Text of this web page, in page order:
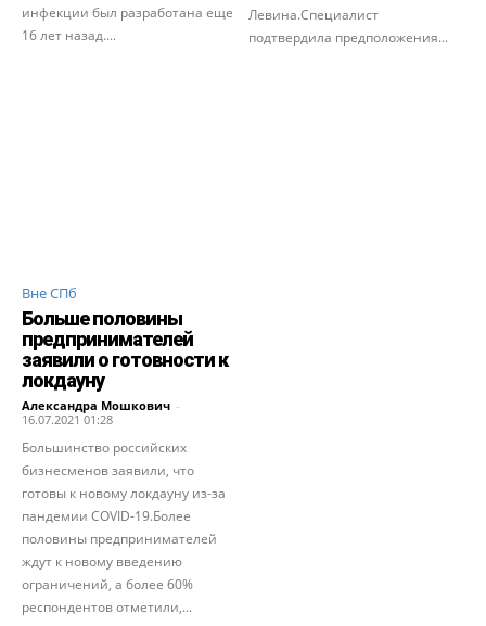
инфекции был разработана еще
16 лет назад....
Левина.Специалист
подтвердила предположения...
Вне СПб
Больше половины
предпринимателей
заявили о готовности к
локдауну
Александра Мошкович -
16.07.2021 01:28
Большинство российских
бизнесменов заявили, что
готовы к новому локдауну из-за
пандемии COVID-19.Более
половины предпринимателей
ждут к новому введению
ограничений, а более 60%
респондентов отметили,...